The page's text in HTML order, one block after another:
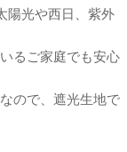
陽光や西日、紫外
るご家庭でも安心
ので、遮光生地で